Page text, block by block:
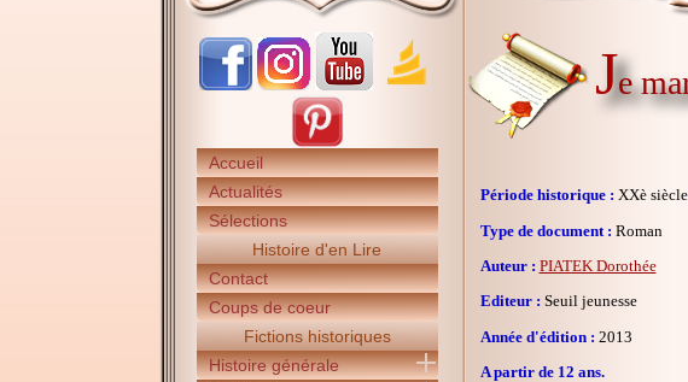
Accueil
Actualités
Sélections
Histoire d'en Lire
Contact
Coups de coeur
Fictions historiques
Histoire générale
Je
Période historique : XXè siècle
Type de document : Roman
Auteur : PIATEK Dorothée
Editeur : Seuil jeunesse
Année d'édition : 2013
A partir de 12 ans.